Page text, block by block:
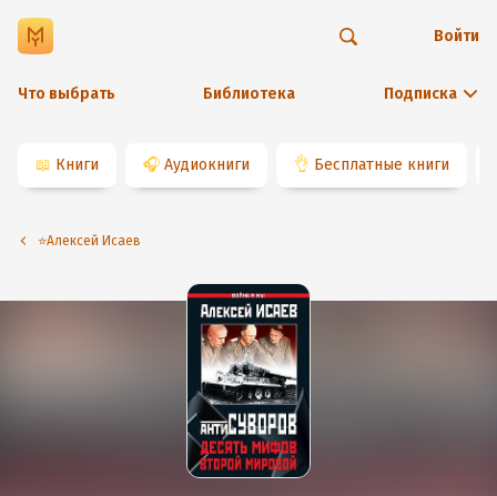
Что выбрать Библиотека Подписка
Войти
📖 Книги 🎧 Аудиокниги 👌 Бесплатные книги
⭐️Алексей Исаев